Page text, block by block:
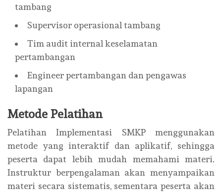
tambang
Supervisor operasional tambang
Tim audit internal keselamatan
pertambangan
Engineer pertambangan dan pengawas
lapangan
Metode Pelatihan
Pelatihan Implementasi SMKP menggunakan
metode yang interaktif dan aplikatif, sehingga
peserta dapat lebih mudah memahami materi.
Instruktur berpengalaman akan menyampaikan
materi secara sistematis, sementara peserta akan